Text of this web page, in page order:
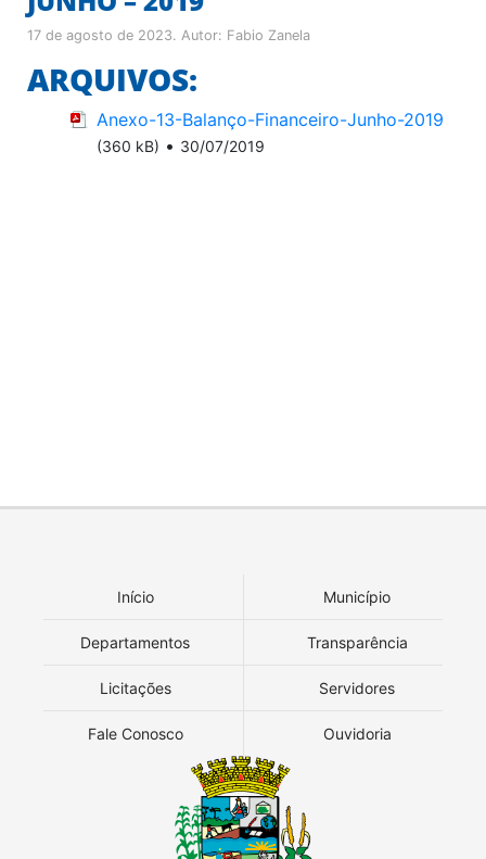
17 de agosto de 2023. Autor: Fabio Zanela
ARQUIVOS:
Anexo-13-Balanço-Financeiro-Junho-2019
(360 kB) • 30/07/2019
Início Município
Departamentos Transparência
Licitações Servidores
Fale Conosco Ouvidoria